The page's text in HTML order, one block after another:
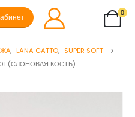
0
, LANA GATTO, SUPER SOFT
(СЛОНОВАЯ КОСТЬ)